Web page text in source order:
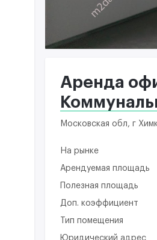
Аренда
Московская обл, г
На рынке
Арендуемая площадь
Полезная площадь
Доп. коэффициент
Тип помещения
Юридический адрес